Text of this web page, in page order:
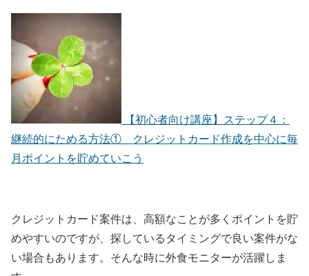
【初心者向け講座】ステップ４：
継続的にためる方法① クレジットカード作成を中心に毎
月ポイントを貯めていこう
クレジットカード案件は、高額なことが多くポイントを貯
めやすいのですが、探しているタイミングで良い案件がな
い場合もあります。そんな時に外食モニターが活躍しま